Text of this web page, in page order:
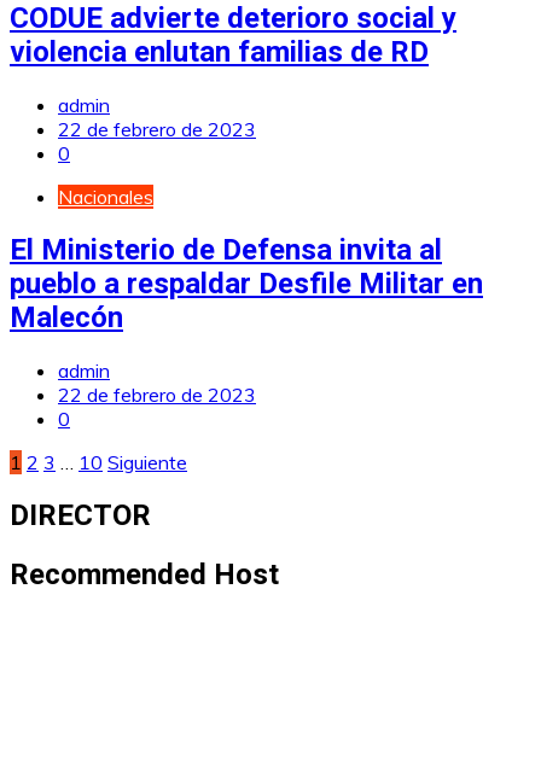
CODUE advierte deterioro social y
violencia enlutan familias de RD
admin
22 de febrero de 2023
0
Nacionales
El Ministerio de Defensa invita al
pueblo a respaldar Desfile Militar en
Malecón
admin
22 de febrero de 2023
0
Paginación
de
entradas
1 2 3 10 Siguiente
DIRECTOR
Recommended Host